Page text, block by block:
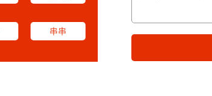
串串